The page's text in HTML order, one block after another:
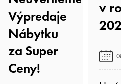
Výpredaje
Nábytku
za Super
Ceny!️
v